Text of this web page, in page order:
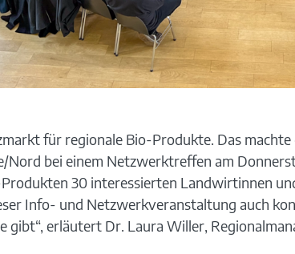
für regionale Bio-Produkte. Das
bei einem Netzwerktreffen am
30 interessierten Landwirtinnen
Info- und Netzwerkveranstaltung auch
gibt“, erläutert Dr. Laura Willer,